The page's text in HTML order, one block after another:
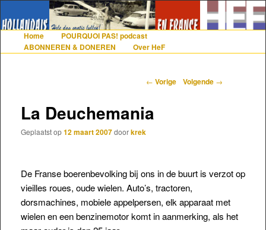
De gezelligste website voor Nederlanders die iets met Frankrijk hebben
HoofdmenuSpring naar de primaire inhoud
Spring naar de secundaire inhoud
Home
POURQUOI PAS! podcast
ABONNEREN & DONEREN
Over HeF
Berichtnavigatie
← Vorige Volgende →
La Deuchemania
Geplaatst op12 maart 2007doorkrek
De Franse boerenbevolking bij ons in de buurt is verzot op
vieilles roues, oude wielen. Auto’s, tractoren,
dorsmachines, mobiele appelpersen, elk apparaat met
wielen en een benzinemotor komt in aanmerking, als het